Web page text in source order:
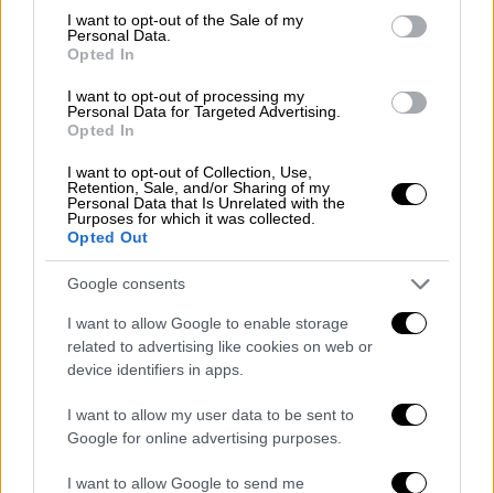
consent section.
I want to opt-out of the Sale of my
Personal Data.
Opted In
I want to opt-out of processing my
Personal Data for Targeted Advertising.
Opted In
I want to opt-out of Collection, Use,
Retention, Sale, and/or Sharing of my
Personal Data that Is Unrelated with the
Purposes for which it was collected.
Opted Out
Google consents
I want to allow Google to enable storage
related to advertising like cookies on web or
device identifiers in apps.
I want to allow my user data to be sent to
Google for online advertising purposes.
I want to allow Google to send me
Ελλάδα|06.10.2025 22:28
ταλαιπώρησαν, χωρίς φαΐ, χωρίς νερό,
βρωμιά», καταγγέλλουν οι ακτιβιστές
για το Ισραήλ
Η άφιξη των ακτιβιστών της ειρηνικής
αποστολής για ανθρωπιστική βοήθεια στη
Λωρίδα της Γάζα, απαντήθηκε με μαζική
παρουσία αλληλέγγυων στο αεροδρόμιο